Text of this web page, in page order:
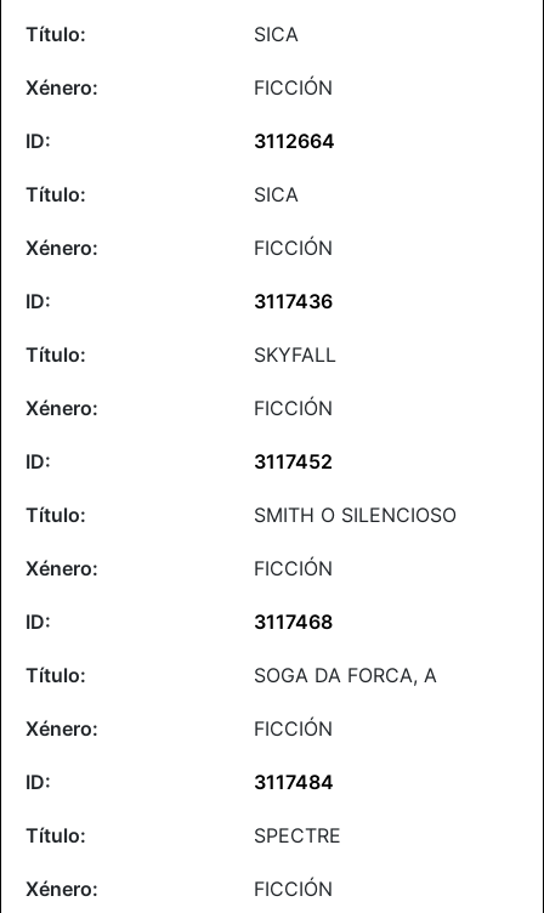
SICA
FICCIÓN
3112664
SICA
FICCIÓN
3117436
SKYFALL
FICCIÓN
3117452
SMITH O SILENCIOSO
FICCIÓN
3117468
SOGA DA FORCA, A
FICCIÓN
3117484
SPECTRE
FICCIÓN